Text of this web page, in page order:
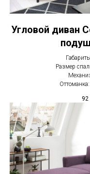
Угловой диван
Размер
Оттоманка:
92